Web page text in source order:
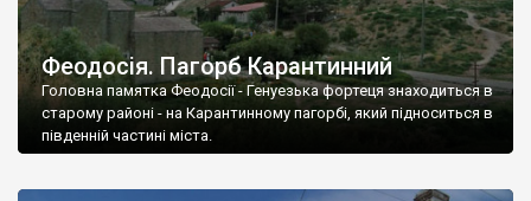
Феодосія. Пагорб Карантинний
Головна памятка Феодосії - Генуезька фортеця знаходиться в
старому районі - на Карантинному пагорбі, який підноситься в
південній частині міста.